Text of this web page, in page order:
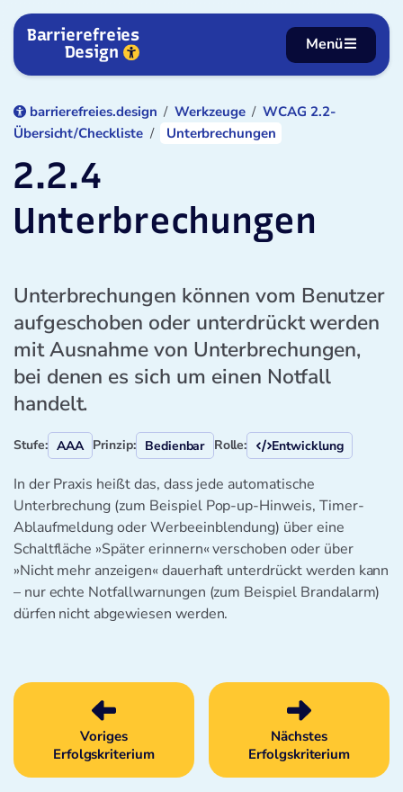
Zum Inhalt springen
Barrierefreies
Design
Menü
barrierefreies.design Werkzeuge
WCAG 2.2-
Übersicht/Checkliste
Unterbrechungen
2.2.4
Unterbrechungen
Unterbrechungen können vom Benutzer
aufgeschoben oder unterdrückt werden
mit Ausnahme von Unterbrechungen,
bei denen es sich um einen Notfall
handelt.
Stufe: AAA Prinzip: Bedienbar Rolle: Entwicklung
In der Praxis heißt das, dass jede automatische
Unterbrechung (zum Beispiel Pop-up-Hinweis, Timer-
Ablaufmeldung oder Werbeeinblendung) über eine
Schaltfläche »Später erinnern« verschoben oder über
»Nicht mehr anzeigen« dauerhaft unterdrückt werden kann
– nur echte Notfallwarnungen (zum Beispiel Brandalarm)
dürfen nicht abgewiesen werden.
Voriges
Erfolgskriterium
Nächstes
Erfolgskriterium